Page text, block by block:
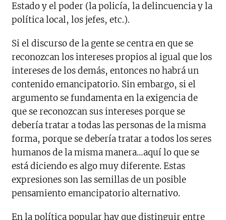
Estado y el poder (la policía, la delincuencia y la
política local, los jefes, etc.).
Si el discurso de la gente se centra en que se
reconozcan los intereses propios al igual que los
intereses de los demás, entonces no habrá un
contenido emancipatorio. Sin embargo, si el
argumento se fundamenta en la exigencia de
que se reconozcan sus intereses porque se
debería tratar a todas las personas de la misma
forma, porque se debería tratar a todos los seres
humanos de la misma manera…aquí lo que se
está diciendo es algo muy diferente. Estas
expresiones son las semillas de un posible
pensamiento emancipatorio alternativo.
En la política popular hay que distinguir entre